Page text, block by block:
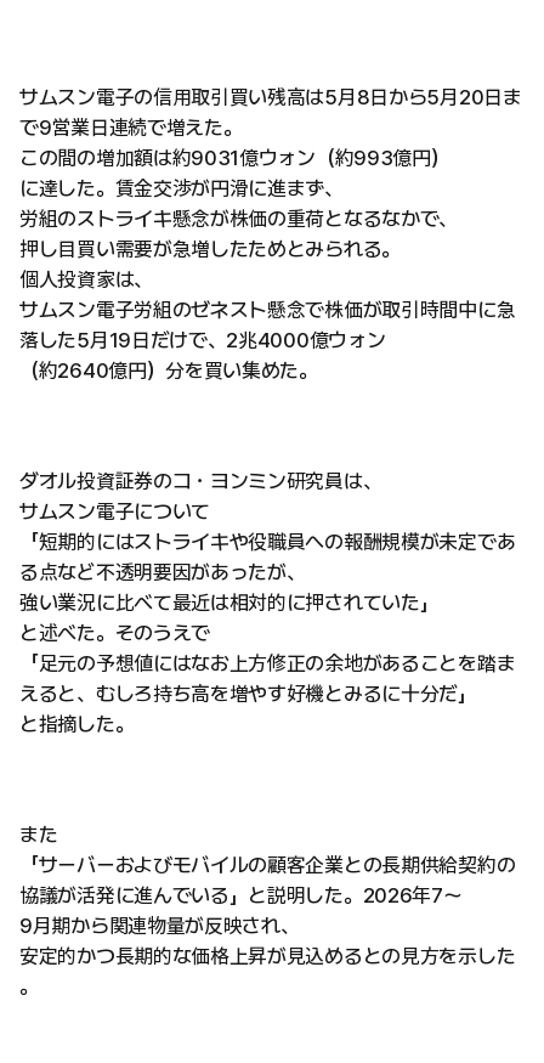
サムスン電子の信用取引買い残高は5月8日から5月20日ま
で9営業日連続で増えた。
この間の増加額は約9031億ウォン（約993億円）
に達した。賃金交渉が円滑に進まず、
労組のストライキ懸念が株価の重荷となるなかで、
押し目買い需要が急増したためとみられる。
個人投資家は、
サムスン電子労組のゼネスト懸念で株価が取引時間中に急
落した5月19日だけで、2兆4000億ウォン
（約2640億円）分を買い集めた。
ダオル投資証券のコ・ヨンミン研究員は、
サムスン電子について
「短期的にはストライキや役職員への報酬規模が未定であ
る点など不透明要因があったが、
強い業況に比べて最近は相対的に押されていた」
と述べた。そのうえで
「足元の予想値にはなお上方修正の余地があることを踏ま
えると、むしろ持ち高を増やす好機とみるに十分だ」
と指摘した。
また
「サーバーおよびモバイルの顧客企業との長期供給契約の
協議が活発に進んでいる」と説明した。2026年7〜
9月期から関連物量が反映され、
安定的かつ長期的な価格上昇が見込めるとの見方を示した
。